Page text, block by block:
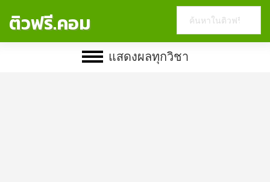
ติวฟรี.คอม
website
แสดงผลทุกวิชา